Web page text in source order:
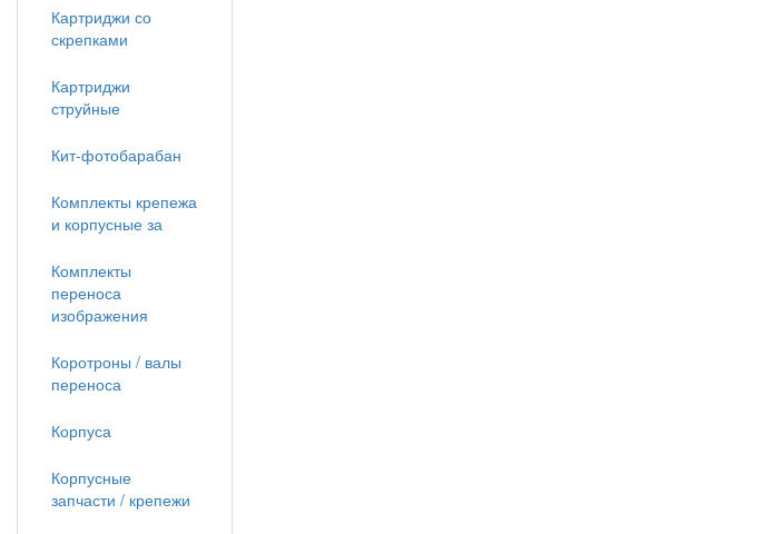
Картриджи со
скрепками
Картриджи
струйные
Кит-фотобарабан
Комплекты крепежа
и корпусные за
Комплекты
переноса
изображения
Коротроны / валы
переноса
Корпуса
Корпусные
запчасти / крепежи